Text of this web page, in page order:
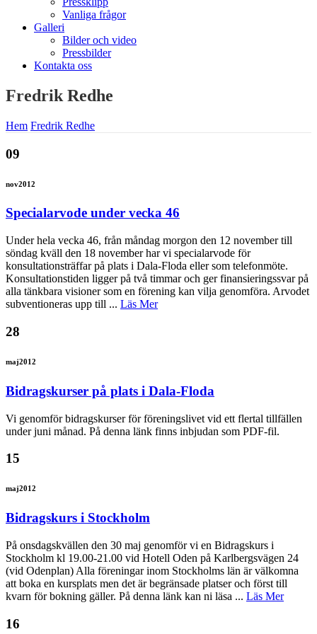
Vanliga frågor
Galleri
Bilder och video
Pressbilder
Kontakta oss
Fredrik Redhe
Hem Fredrik Redhe
09
nov2012
Specialarvode under vecka 46
Under hela vecka 46, från måndag morgon den 12 november till
söndag kväll den 18 november har vi specialarvode för
konsultationsträffar på plats i Dala-Floda eller som telefonmöte.
Konsultationstiden ligger på två timmar och ger finansieringssvar på
alla tänkbara visioner som en förening kan vilja genomföra. Arvodet
subventioneras upp till ... Läs Mer
28
maj2012
Bidragskurser på plats i Dala-Floda
Vi genomför bidragskurser för föreningslivet vid ett flertal tillfällen
under juni månad. På denna länk finns inbjudan som PDF-fil.
15
maj2012
Bidragskurs i Stockholm
På onsdagskvällen den 30 maj genomför vi en Bidragskurs i
Stockholm kl 19.00-21.00 vid Hotell Oden på Karlbergsvägen 24
(vid Odenplan) Alla föreningar inom Stockholms län är välkomna
att boka en kursplats men det är begränsade platser och först till
kvarn för bokning gäller. På denna länk kan ni läsa ... Läs Mer
16